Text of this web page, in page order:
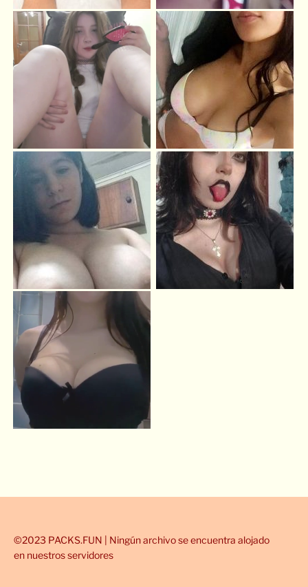
©2023 PACKS.FUN | Ningún archivo se encuentra alojado
en nuestros servidores